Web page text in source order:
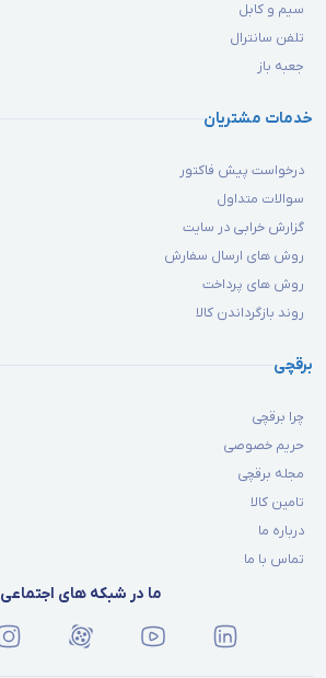
سیم و کابل
تلفن سانترال
جعبه باز
خدمات مشتریان
درخواست پیش فاکتور
سوالات متداول
گزارش خرابی در سایت
روش های ارسال سفارش
روش های پرداخت
روند بازگرداندن کالا
برقچی
چرا برقچی
حریم خصوصی
مجله برقچی
تامین کالا
درباره ما
تماس با ما
ما در شبکه های اجتماعی